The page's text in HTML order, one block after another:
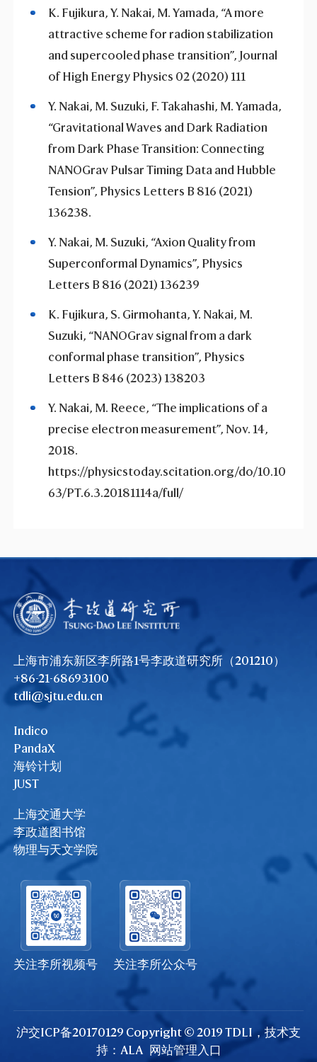
K. Fujikura, Y. Nakai, M. Yamada, “A more
attractive scheme for radion stabilization
and supercooled phase transition”, Journal
of High Energy Physics 02 (2020) 111
Y. Nakai, M. Suzuki, F. Takahashi, M. Yamada,
“Gravitational Waves and Dark Radiation
from Dark Phase Transition: Connecting
NANOGrav Pulsar Timing Data and Hubble
Tension”, Physics Letters B 816 (2021)
136238.
Y. Nakai, M. Suzuki, “Axion Quality from
Superconformal Dynamics”, Physics
Letters B 816 (2021) 136239
K. Fujikura, S. Girmohanta, Y. Nakai, M.
Suzuki, “NANOGrav signal from a dark
conformal phase transition”, Physics
Letters B 846 (2023) 138203
Y. Nakai, M. Reece, “The implications of a
precise electron measurement”, Nov. 14,
2018.
https://physicstoday.scitation.org/do/10.10
63/PT.6.3.20181114a/full/
上海市浦东新区李所路1号李政道研究所（201210）
+86-21-68693100
tdli@sjtu.edu.cn
Indico
PandaX
海铃计划
JUST
上海交通大学
李政道图书馆
物理与天文学院
关注李所视频号 关注李所公众号
沪交ICP备20170129 Copyright © 2019 TDLI，技术支
持： ALA 网站管理入口